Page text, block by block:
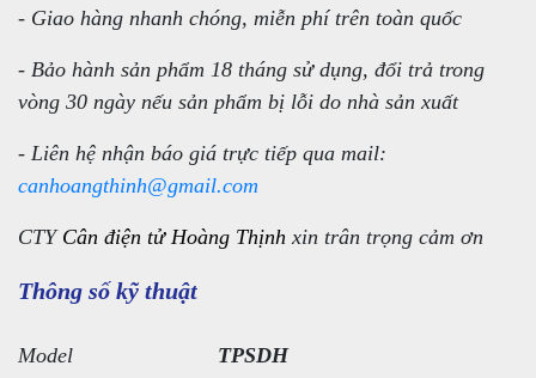
- Giao hàng nhanh chóng, miễn phí trên toàn quốc
- Bảo hành sản phẩm 18 tháng sử dụng, đổi trả trong
vòng 30 ngày nếu sản phẩm bị lỗi do nhà sản xuất
- Liên hệ nhận báo giá trực tiếp qua mail:
canhoangthinh@gmail.com
CTY Cân điện tử Hoàng Thịnh xin trân trọng cảm ơn
Thông số kỹ thuật
Model TPSDH